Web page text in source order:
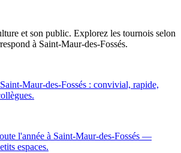
et son public. Explorez les tournois selon
à Saint-Maur-des-Fossés.
Maur-des-Fossés : convivial, rapide,
l'année à Saint-Maur-des-Fossés —
espaces.